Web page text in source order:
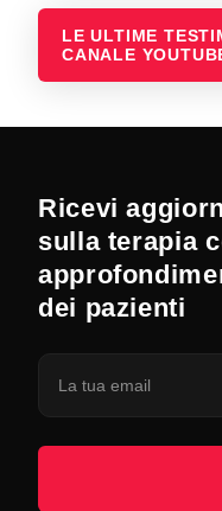
LE ULTIME
CANALE
Ricevi
sulla terapia
dei pazienti